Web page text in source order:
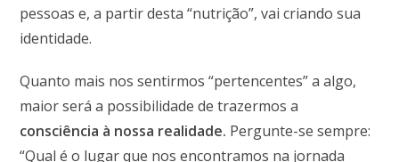
pessoas e, a partir desta “nutrição”, vai criando sua
identidade.
Quanto mais nos sentirmos “pertencentes” a algo,
maior será a possibilidade de trazermos a
consciência à nossa realidade. Pergunte-se sempre:
“Qual é o lugar que nos encontramos na jornada